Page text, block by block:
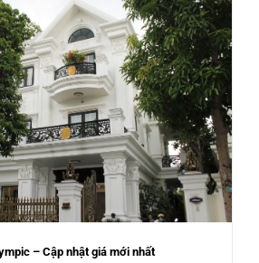
– Cập nhật giá mới nhất